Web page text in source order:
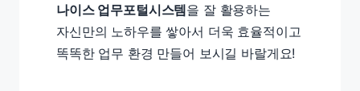
나이스 업무포털시스템을 잘 활용하는
자신만의 노하우를 쌓아서 더욱 효율적이고
똑똑한 업무 환경 만들어 보시길 바랄게요!